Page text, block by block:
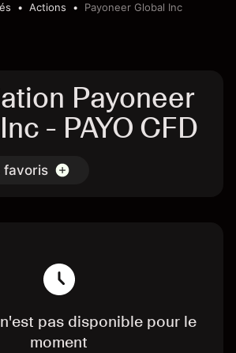
Actions Payoneer Global Inc
Payoneer
- PAYO CFD
favoris
pas disponible pour le
moment